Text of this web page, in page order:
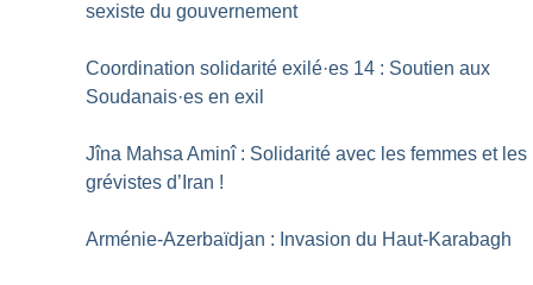
sexiste du gouvernement
Coordination solidarité exilé·es 14 : Soutien aux
Soudanais·es en exil
Jîna Mahsa Aminî : Solidarité avec les femmes et les
grévistes d’Iran !
Arménie-Azerbaïdjan : Invasion du Haut-Karabagh